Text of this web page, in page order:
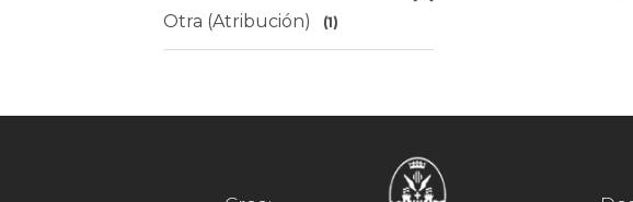
Otra (Atribución) (1)